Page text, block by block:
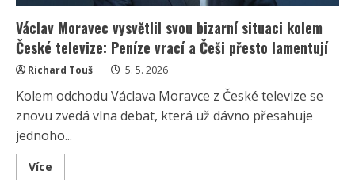
Václav Moravec vysvětlil svou bizarní situaci kolem
České televize: Peníze vrací a Češi přesto lamentují
Richard Touš 5. 5. 2026
Kolem odchodu Václava Moravce z České televize se
znovu zvedá vlna debat, která už dávno přesahuje
jednoho...
Více
more